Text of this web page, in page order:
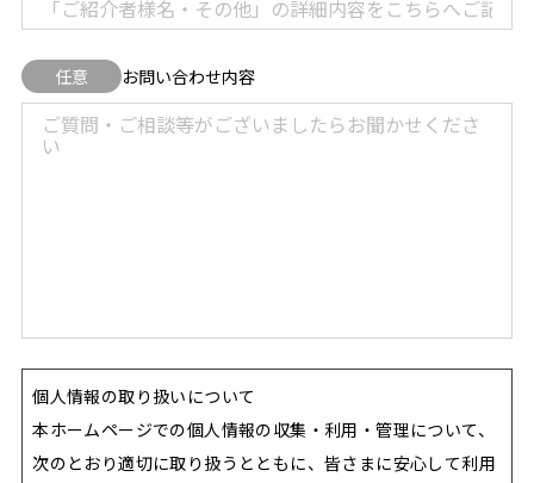
お問い合わせ内容
任意
個人情報の取り扱いについて
本ホームページでの個人情報の収集・利用・管理について、
次のとおり適切に取り扱うとともに、皆さまに安心して利用